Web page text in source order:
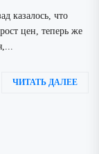
казалось, что
цен, теперь же
ЧИТАТЬ ДАЛЕЕ